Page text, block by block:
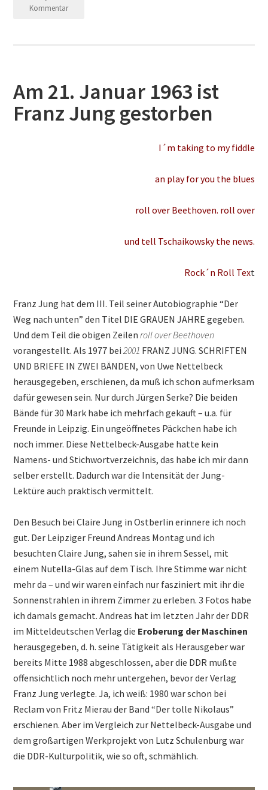
Kommentar
Am 21. Januar 1963 ist
Franz Jung gestorben
I´m taking to my fiddle
an play for you the blues
roll over Beethoven. roll over
und tell Tschaikowsky the news.
Rock´n Roll Text
Franz Jung hat dem III. Teil seiner Autobiographie “Der
Weg nach unten” den Titel DIE GRAUEN JAHRE gegeben.
Und dem Teil die obigen Zeilenroll over Beethoven
vorangestellt. Als 1977 bei2001 FRANZ JUNG. SCHRIFTEN
UND BRIEFE IN ZWEI BÄNDEN, von Uwe Nettelbeck
herausgegeben, erschienen, da muß ich schon aufmerksam
dafür gewesen sein. Nur durch Jürgen Serke? Die beiden
Bände für 30 Mark habe ich mehrfach gekauft – u.a. für
Freunde in Leipzig. Ein ungeöffnetes Päckchen habe ich
noch immer. Diese Nettelbeck-Ausgabe hatte kein
Namens- und Stichwortverzeichnis, das habe ich mir dann
selber erstellt. Dadurch war die Intensität der Jung-
Lektüre auch praktisch vermittelt.
Den Besuch bei Claire Jung in Ostberlin erinnere ich noch
gut. Der Leipziger Freund Andreas Montag und ich
besuchten Claire Jung, sahen sie in ihrem Sessel, mit
einem Nutella-Glas auf dem Tisch. Ihre Stimme war nicht
mehr da – und wir waren einfach nur fasziniert mit ihr die
Sonnenstrahlen in ihrem Zimmer zu erleben. 3 Fotos habe
ich damals gemacht. Andreas hat im letzten Jahr der DDR
im Mitteldeutschen Verlag die Eroberung der Maschinen
herausgegeben, d. h. seine Tätigkeit als Herausgeber war
bereits Mitte 1988 abgeschlossen, aber die DDR mußte
offensichtlich noch mehr untergehen, bevor der Verlag
Franz Jung verlegte. Ja, ich weiß: 1980 war schon bei
Reclam von Fritz Mierau der Band “Der tolle Nikolaus”
erschienen. Aber im Vergleich zur Nettelbeck-Ausgabe und
dem großartigen Werkprojekt von Lutz Schulenburg war
die DDR-Kulturpolitik, wie so oft, schmählich.